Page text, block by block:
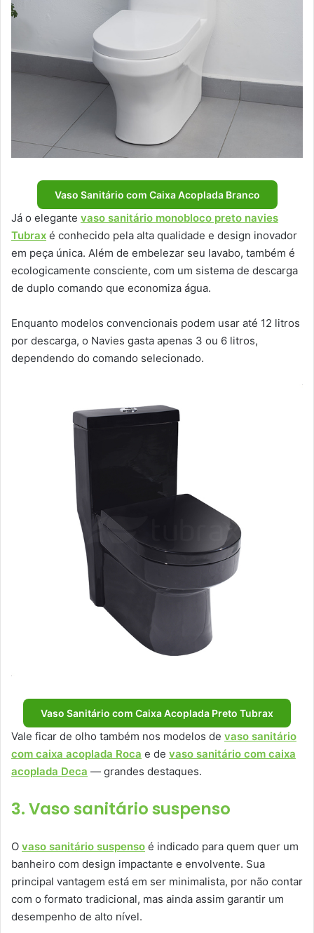
Vaso Sanitário com Caixa Acoplada Branco
Já o elegante vaso sanitário monobloco preto navies
Tubrax é conhecido pela alta qualidade e design inovador
em peça única. Além de embelezar seu lavabo, também é
ecologicamente consciente, com um sistema de descarga
de duplo comando que economiza água.
Enquanto modelos convencionais podem usar até 12 litros
por descarga, o Navies gasta apenas 3 ou 6 litros,
dependendo do comando selecionado.
Vaso Sanitário com Caixa Acoplada Preto Tubrax
Vale ficar de olho também nos modelos de vaso sanitário
com caixa acoplada Roca e de vaso sanitário com caixa
acoplada Deca — grandes destaques.
3. Vaso sanitário suspenso
O vaso sanitário suspenso é indicado para quem quer um
banheiro com design impactante e envolvente. Sua
principal vantagem está em ser minimalista, por não contar
com o formato tradicional, mas ainda assim garantir um
desempenho de alto nível.